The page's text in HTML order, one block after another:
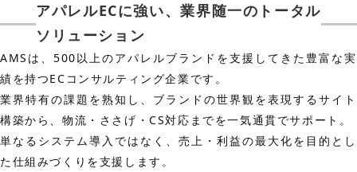
アパレルECに強い、業界随一のトータル
ソリューション
AMSは、500以上のアパレルブランドを支援してきた豊富な実
績を持つECコンサルティング企業です。
業界特有の課題を熟知し、ブランドの世界観を表現するサイト
構築から、物流・ささげ・CS対応までを一気通貫でサポート。
単なるシステム導入ではなく、売上・利益の最大化を目的とし
た仕組みづくりを支援します。